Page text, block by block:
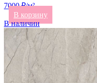
7000 ₽/м²
В корзину
В наличии